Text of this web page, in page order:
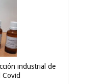
industrial de
Covid